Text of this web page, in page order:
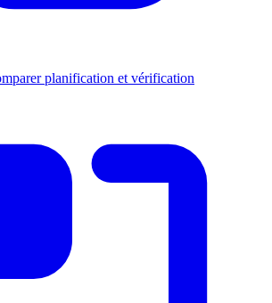
planification et vérification